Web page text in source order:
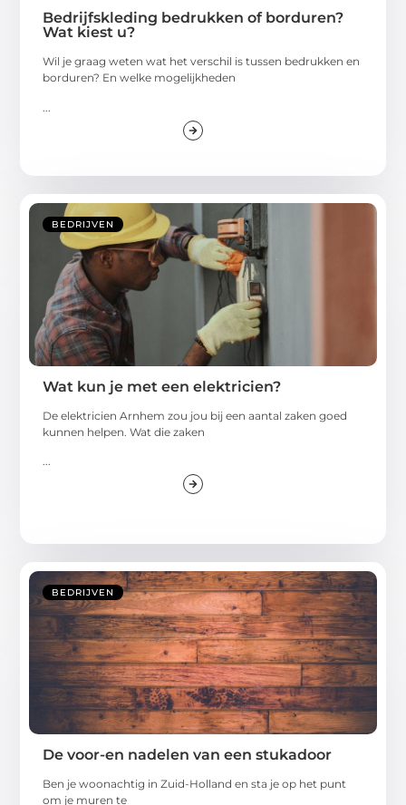
Bedrijfskleding bedrukken of borduren?
Wat kiest u?
Wil je graag weten wat het verschil is tussen bedrukken en
borduren? En welke mogelijkheden
BEDRIJVEN
Wat kun je met een elektricien?
De elektricien Arnhem zou jou bij een aantal zaken goed
kunnen helpen. Wat die zaken
...
BEDRIJVEN
De voor-en nadelen van een stukadoor
Ben je woonachtig in Zuid-Holland en sta je op het punt
om je muren te